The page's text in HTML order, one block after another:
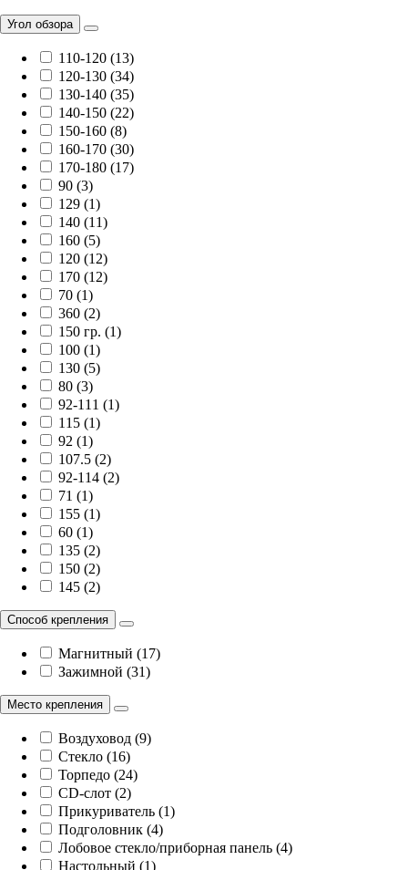
Угол обзора
110-120 (13)
120-130 (34)
130-140 (35)
140-150 (22)
150-160 (8)
160-170 (30)
170-180 (17)
90 (3)
129 (1)
140 (11)
160 (5)
120 (12)
170 (12)
70 (1)
360 (2)
150 гр. (1)
100 (1)
130 (5)
80 (3)
92-111 (1)
115 (1)
92 (1)
107.5 (2)
92-114 (2)
71 (1)
155 (1)
60 (1)
135 (2)
150 (2)
145 (2)
Способ крепления
Магнитный (17)
Зажимной (31)
Место крепления
Воздуховод (9)
Стекло (16)
Торпедо (24)
CD-слот (2)
Прикуриватель (1)
Подголовник (4)
Лобовое стекло/приборная панель (4)
Настольный (1)